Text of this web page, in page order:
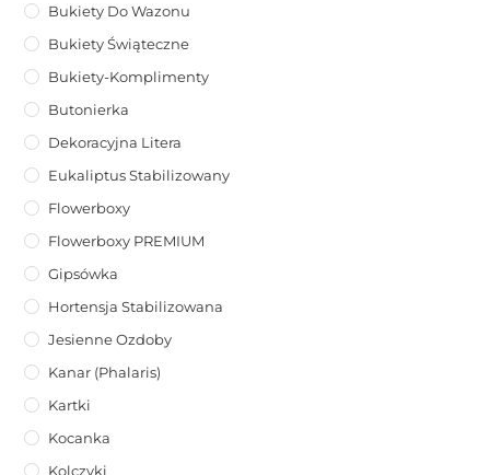
Bukiety Do Wazonu
Bukiety Świąteczne
Bukiety-Komplimenty
Butonierka
Dekoracyjna Litera
Eukaliptus Stabilizowany
Flowerboxy
Flowerboxy PREMIUM
Gipsówka
Hortensja Stabilizowana
Jesienne Ozdoby
Kanar (phalaris)
Kartki
Kocanka
Kolczyki